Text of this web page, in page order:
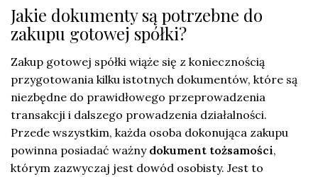
Jakie dokumenty są potrzebne do
zakupu gotowej spółki?
Zakup gotowej spółki wiąże się z koniecznością
przygotowania kilku istotnych dokumentów, które są
niezbędne do prawidłowego przeprowadzenia
transakcji i dalszego prowadzenia działalności.
Przede wszystkim, każda osoba dokonująca zakupu
powinna posiadać ważny dokument tożsamości,
którym zazwyczaj jest dowód osobisty. Jest to